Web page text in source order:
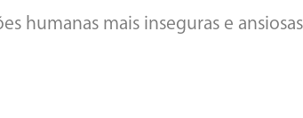
humanas mais inseguras e ansiosas